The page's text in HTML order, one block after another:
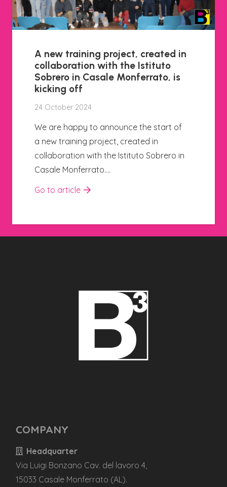
A new training project, created in
collaboration with the Istituto
Sobrero in Casale Monferrato, is
kicking off
24 October 2024
We are happy to announce the start of
a new training project, created in
collaboration with the Istituto Sobrero in
Casale Monferrato.…
Go to article
COMPANY
Headquarter
Via Luigi Bonzano Cav. del lavoro 4,
15033 Casale Monferrato (AL).